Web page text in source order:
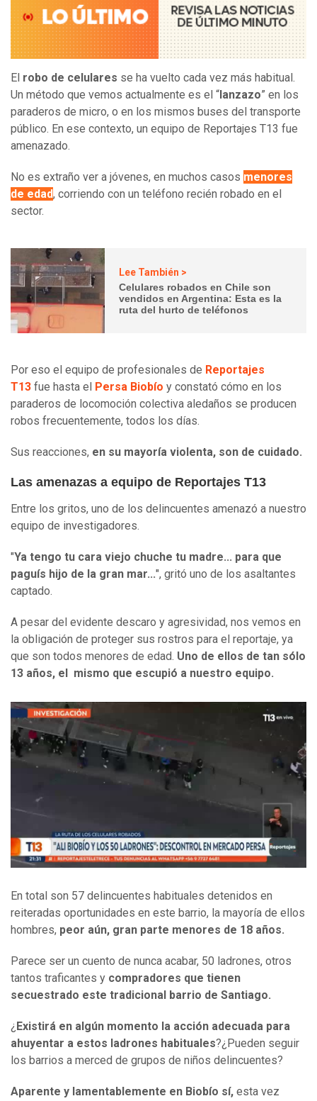
El robo de celulares se ha vuelto cada vez más habitual.
Un método que vemos actualmente es el “lanzazo” en los
paraderos de micro, o en los mismos buses del transporte
público. En ese contexto, un equipo de Reportajes T13 fue
amenazado.
No es extraño ver a jóvenes, en muchos casos menores
de edad, corriendo con un teléfono recién robado en el
sector.
Lee También >
Celulares robados en Chile son
vendidos en Argentina: Esta es la
ruta del hurto de teléfonos
Por eso el equipo de profesionales de Reportajes
T13 fue hasta el Persa Biobío y constató cómo en los
paraderos de locomoción colectiva aledaños se producen
robos frecuentemente, todos los días.
Sus reacciones, en su mayoría violenta, son de cuidado.
Las amenazas a equipo de Reportajes T13
Entre los gritos, uno de los delincuentes amenazó a nuestro
equipo de investigadores.
"Ya tengo tu cara viejo chuche tu madre... para que
paguís hijo de la gran mar...", gritó uno de los asaltantes
captado.
A pesar del evidente descaro y agresividad, nos vemos en
la obligación de proteger sus rostros para el reportaje, ya
que son todos menores de edad. Uno de ellos de tan sólo
13 años, el mismo que escupió a nuestro equipo.
En total son 57 delincuentes habituales detenidos en
reiteradas oportunidades en este barrio, la mayoría de ellos
hombres, peor aún, gran parte menores de 18 años.
Parece ser un cuento de nunca acabar, 50 ladrones, otros
tantos traficantes y compradores que tienen
secuestrado este tradicional barrio de Santiago.
¿ Existirá en algún momento la acción adecuada para
ahuyentar a estos ladrones habituales?¿Pueden seguir
los barrios a merced de grupos de niños delincuentes?
Aparente y lamentablemente en Biobío sí, esta vez